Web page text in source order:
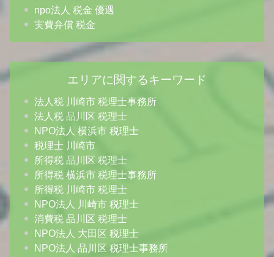
npo法人 税金 優遇
実費弁償 税金
エリアに関するキーワード
法人税 川崎市 税理士事務所
法人税 品川区 税理士
NPO法人 横浜市 税理士
税理士 川崎市
所得税 品川区 税理士
所得税 横浜市 税理士事務所
所得税 川崎市 税理士
NPO法人 川崎市 税理士
消費税 品川区 税理士
NPO法人 大田区 税理士
NPO法人 品川区 税理士事務所